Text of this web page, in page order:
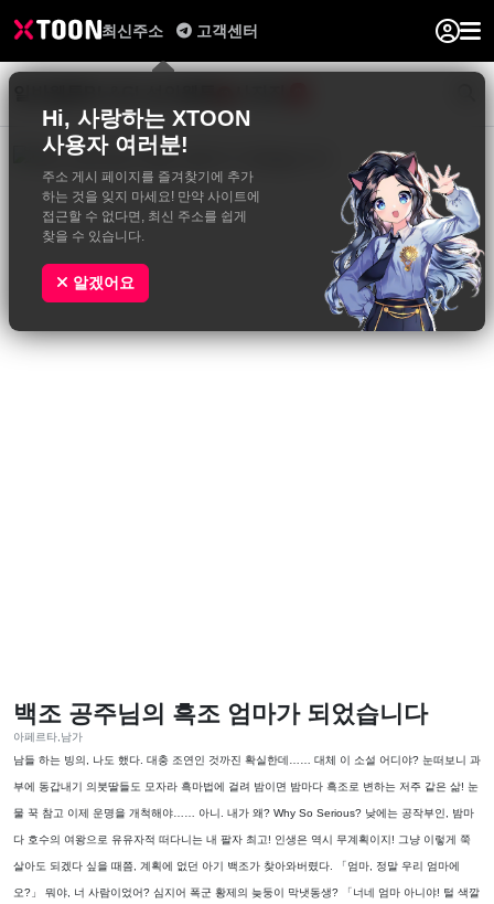
최신주소
Hi, 사랑하는 XTOON
사용자 여러분!
주소 게시 페이지를 즐겨찾기에 추가
하는 것을 잊지 마세요! 만약 사이트에
접근할 수 없다면, 최신 주소를 쉽게
찾을 수 있습니다.
알겠어요
고객센터
백조 공주님의 흑조 엄마가 되었습니다
아페르타,남가
남들 하는 빙의, 나도 했다. 대충 조연인 것까진 확실한데…… 대체 이 소설 어디야? 눈떠보니 과
부에 동갑내기 의붓딸들도 모자라 흑마법에 걸려 밤이면 밤마다 흑조로 변하는 저주 같은 삶! 눈
물 꾹 참고 이제 운명을 개척해야…… 아니. 내가 왜? Why So Serious? 낮에는 공작부인, 밤마
다 호수의 여왕으로 유유자적 떠다니는 내 팔자 최고! 인생은 역시 무계획이지! 그냥 이렇게 쭉
살아도 되겠다 싶을 때쯤, 계획에 없던 아기 백조가 찾아와버렸다. 「엄마, 정말 우리 엄마에
오?」 뭐야, 너 사람이었어? 심지어 폭군 황제의 늦둥이 막냇동생? 「너네 엄마 아니야! 털 색깔